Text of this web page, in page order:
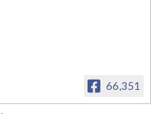
66,351